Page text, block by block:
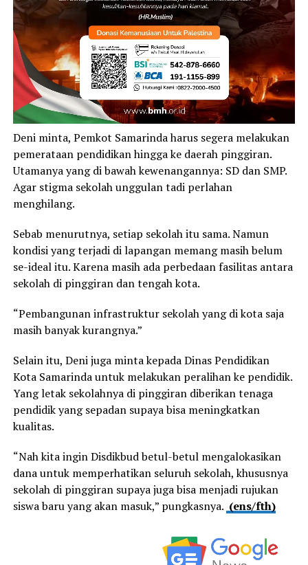
Deni minta, Pemkot Samarinda harus segera melakukan
pemerataan pendidikan hingga ke daerah pinggiran.
Utamanya yang di bawah kewenangannya: SD dan SMP.
Agar stigma sekolah unggulan tadi perlahan
menghilang.
Sebab menurutnya, setiap sekolah itu sama. Namun
kondisi yang terjadi di lapangan memang masih belum
se-ideal itu. Karena masih ada perbedaan fasilitas antara
sekolah di pinggiran dan tengah kota.
“Pembangunan infrastruktur sekolah yang di kota saja
masih banyak kurangnya.”
Selain itu, Deni juga minta kepada Dinas Pendidikan
Kota Samarinda untuk melakukan peralihan ke pendidik.
Yang letak sekolahnya di pinggiran diberikan tenaga
pendidik yang sepadan supaya bisa meningkatkan
kualitas.
“Nah kita ingin Disdikbud betul-betul mengalokasikan
dana untuk memperhatikan seluruh sekolah, khususnya
sekolah di pinggiran supaya juga bisa menjadi rujukan
siswa baru yang akan masuk,” pungkasnya. (ens/fth)